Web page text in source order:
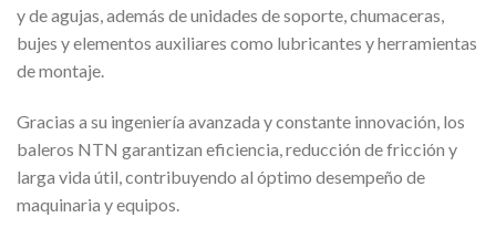
y de agujas, además deunidades de soporte, chumaceras,
bujes y elementos auxiliares como lubricantes yherramientas
de montaje.
Gracias a su ingeniería avanzada y constante innovación, los
baleros NTN garantizan eficiencia, reducción de fricción y
larga vida útil, contribuyendo al óptimo desempeño de
maquinaria y equipos.